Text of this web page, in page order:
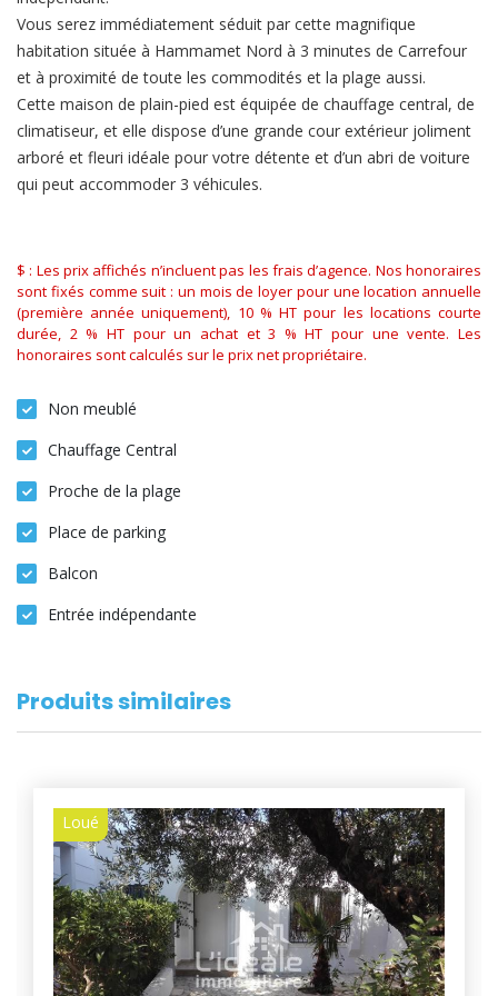
Vous serez immédiatement séduit par cette magnifique
habitation située à Hammamet Nord à 3 minutes de Carrefour
et à proximité de toute les commodités et la plage aussi.
Cette maison de plain-pied est équipée de chauffage central, de
climatiseur, et elle dispose d’une grande cour extérieur joliment
arboré et fleuri idéale pour votre détente et d’un abri de voiture
qui peut accommoder 3 véhicules.
$ : Les prix affichés n’incluent pas les frais d’agence. Nos honoraires
sont fixés comme suit : un mois de loyer pour une location annuelle
(première année uniquement), 10 % HT pour les locations courte
durée, 2 % HT pour un achat et 3 % HT pour une vente. Les
honoraires sont calculés sur le prix net propriétaire.
Non meublé
Chauffage Central
Proche de la plage
Place de parking
Balcon
Entrée indépendante
Produits similaires
Loué